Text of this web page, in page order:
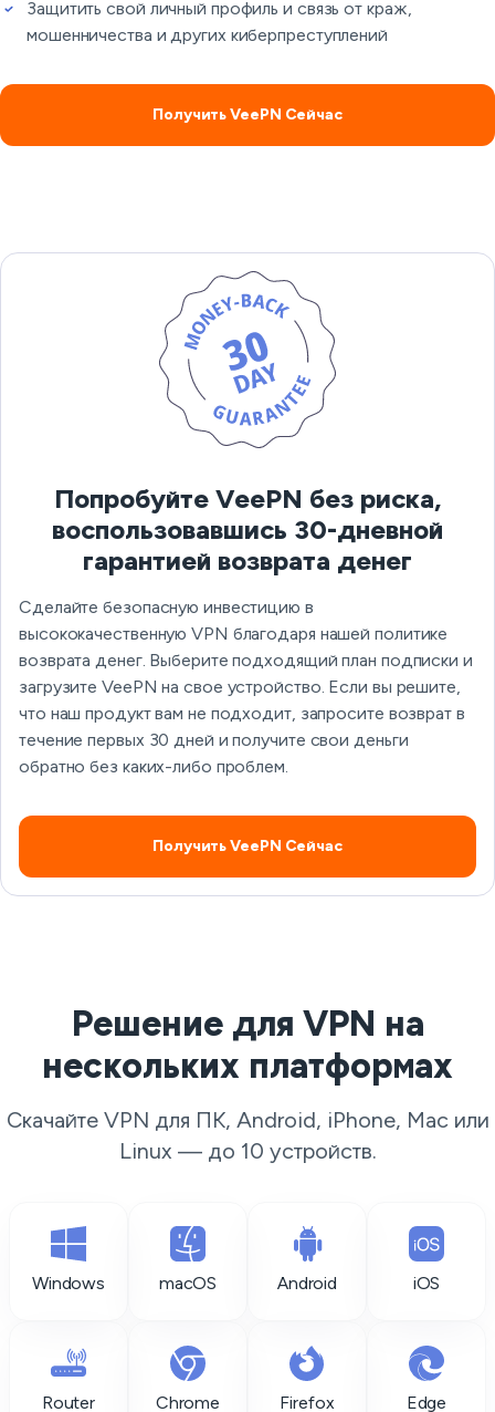
Защитить свой личный профиль и связь от краж,
мошенничества и других киберпреступлений
Получить VeePN Сейчас
Попробуйте VeePN без риска,
воспользовавшись 30-дневной
гарантией возврата денег
Сделайте безопасную инвестицию в
высококачественную VPN благодаря нашей политике
возврата денег. Выберите подходящий план подписки и
загрузите VeePN на свое устройство. Если вы решите,
что наш продукт вам не подходит, запросите возврат в
течение первых 30 дней и получите свои деньги
обратно без каких-либо проблем.
Получить VeePN Сейчас
Решение для VPN на
нескольких платформах
Скачайте VPN для ПК, Android, iPhone, Mac или
Linux — до 10 устройств.
Windows macOS Android iOS
Router Chrome Firefox Edge